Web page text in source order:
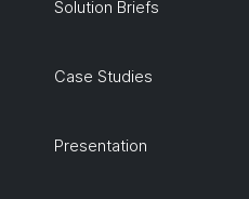
Solution Briefs
Case Studies
Presentation